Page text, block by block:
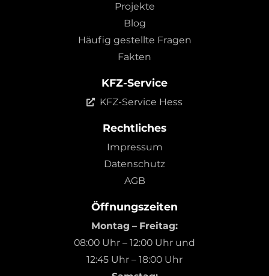
Projekte
Blog
Häufig gestellte Fragen
Fakten
KFZ-Service
KFZ-Service Hess
Rechtliches
Impressum
Datenschutz
AGB
Öffnungszeiten
Montag – Freitag:
08:00 Uhr – 12:00 Uhr und
12:45 Uhr – 18:00 Uhr